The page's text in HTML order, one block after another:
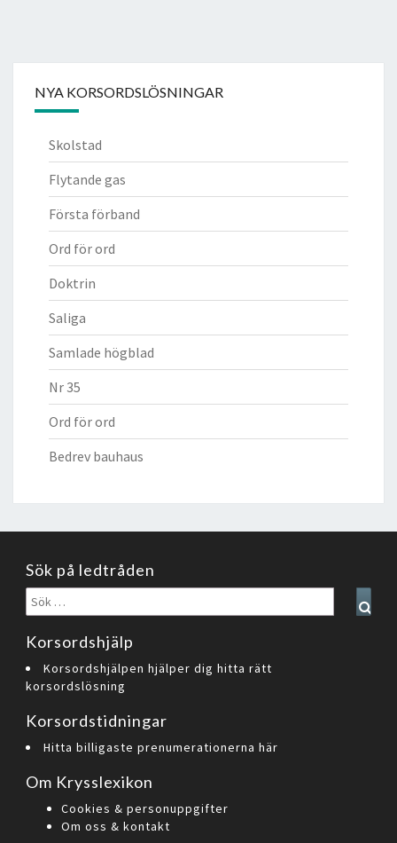
NYA KORSORDSLÖSNINGAR
Skolstad
Flytande gas
Första förband
Ord för ord
Doktrin
Saliga
Samlade högblad
Nr 35
Ord för ord
Bedrev bauhaus
Sök på ledtråden
Sök
efter:
Korsordshjälp
Korsordshjälpen hjälper dig hitta rätt
korsordslösning
Korsordstidningar
Hitta billigaste prenumerationerna här
Om Krysslexikon
Cookies & personuppgifter
Om oss & kontakt